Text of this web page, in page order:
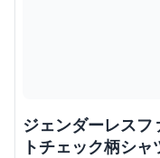
ジェンダーレスフ
トチェック柄シャ